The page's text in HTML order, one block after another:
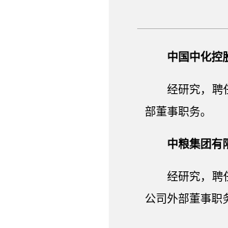
中国中化控
经研究，聘
部董事职务。
中粮集团有
经研究，聘
公司外部董事职